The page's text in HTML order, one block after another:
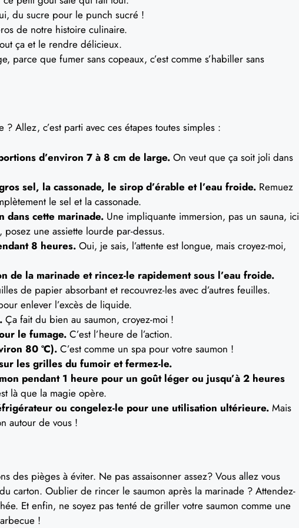
du sucre pour le punch sucré !
de notre histoire culinaire.
ça et le rendre délicieux.
parce que fumer sans copeaux, c’est comme s’habiller sans
Allez, c’est parti avec ces étapes toutes simples :
d’environ 7 à 8 cm de large. On veut que ça soit joli dans
sel, la cassonade, le sirop d’érable et l’eau froide. Remuez
le sel et la cassonade.
dans cette marinade. Une impliquante immersion, pas un sauna, ici
une assiette lourde par-dessus.
8 heures. Oui, je sais, l’attente est longue, mais croyez-moi,
de la marinade et rincez-le rapidement sous l’eau froide.
de papier absorbant et recouvrez-les avec d’autres feuilles.
enlever l’excès de liquide.
Ça fait du bien au saumon, croyez-moi !
le fumage. C’est l’heure de l’action.
80 ºC). C’est comme un spa pour votre saumon !
les grilles du fumoir et fermez-le.
pendant 1 heure pour un goût léger ou jusqu’à 2 heures
là que la magie opère.
ou congelez-le pour une utilisation ultérieure. Mais
autour de vous !
des pièges à éviter. Ne pas assaisonner assez? Vous allez vous
carton. Oublier de rincer le saumon après la marinade ? Attendez-
Et enfin, ne soyez pas tenté de griller votre saumon comme une
!